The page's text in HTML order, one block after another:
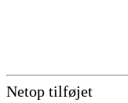
Netop tilføjet